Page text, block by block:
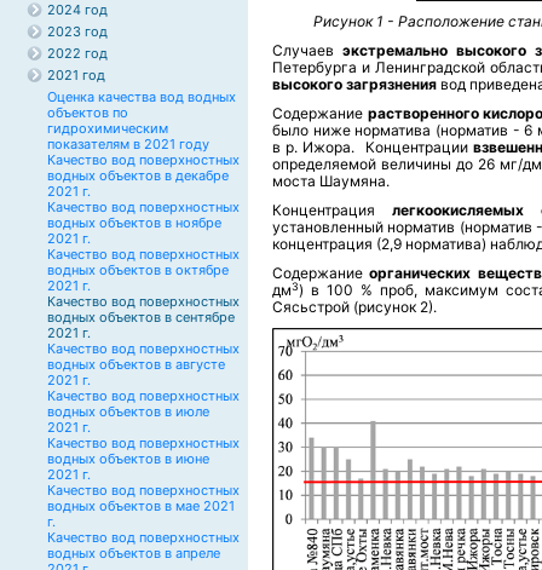
2024 год
2023 год
2022 год
2021 год
Оценка качества вод водных
объектов по
гидрохимическим
показателям в 2021 году
Качество вод поверхностных
водных объектов в декабре
2021 г.
Качество вод поверхностных
водных объектов в ноябре
2021 г.
Качество вод поверхностных
водных объектов в октябре
2021 г.
Качество вод поверхностных
водных объектов в сентябре
2021 г.
Качество вод поверхностных
водных объектов в августе
2021 г.
Качество вод поверхностных
водных объектов в июле
2021 г.
Качество вод поверхностных
водных объектов в июне
2021 г.
Качество вод поверхностных
водных объектов в мае 2021
г.
Качество вод поверхностных
водных объектов в апреле
Рисунок 1 - Расположение
Случаевэкстремально высокого
Петербурга и Ленинградской
высокого загрязнения вод
Содержание растворенного
было ниже норматива (норматив - 6
в р. Ижора. Концентрации
определяемой величины до 26 мг/дм
моста Шаумяна.
Концентрация
установленный норматив (норматив
концентрация (2,9 норматива)
Содержаниеорганических
дм3) в 100 % проб, максимум
Сясьстрой (рисунок 2).